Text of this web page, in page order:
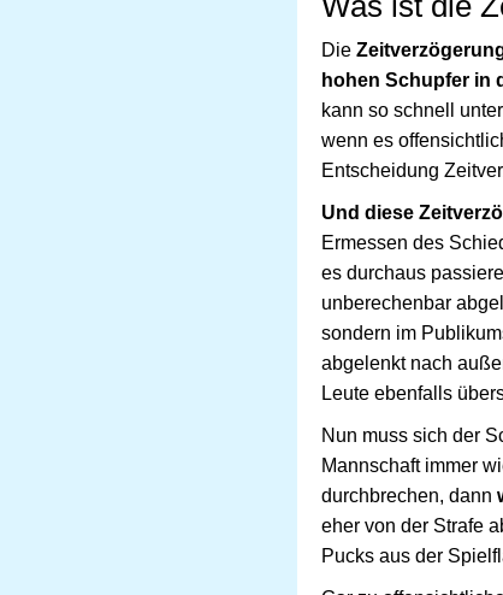
Die
hohen Schupfer in
kann so schnell
wenn es
Entscheidung
Und diese
Ermessen des
es durchaus
unberechenbar
sondern im
abgelenkt nach
Leute ebenfalls
Nun muss sich der
Mannschaft immer
durchbrechen, dann
eher von der Strafe
Pucks aus der